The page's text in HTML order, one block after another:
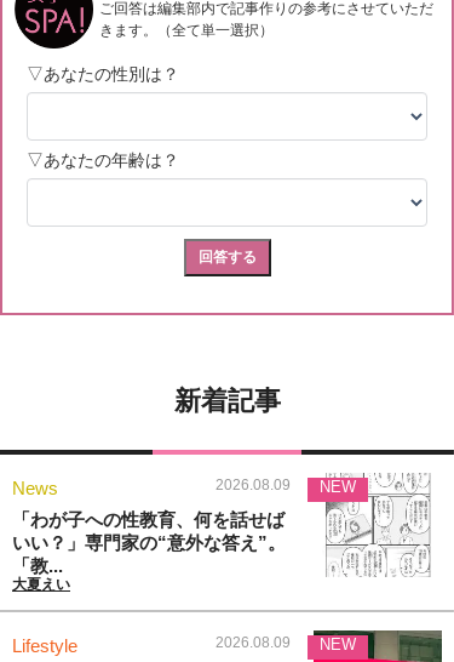
新着記事
News 2026.08.09
「わが子への性教育、何を話せば
いい？」専門家の“意外な答え”。
「教...
大夏えい
NEW
Lifestyle 2026.08.09 NEW